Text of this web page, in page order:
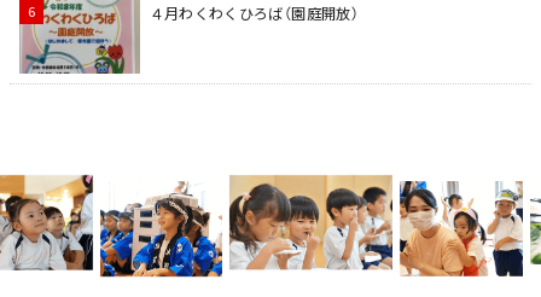
４月わくわくひろば（園庭開放）